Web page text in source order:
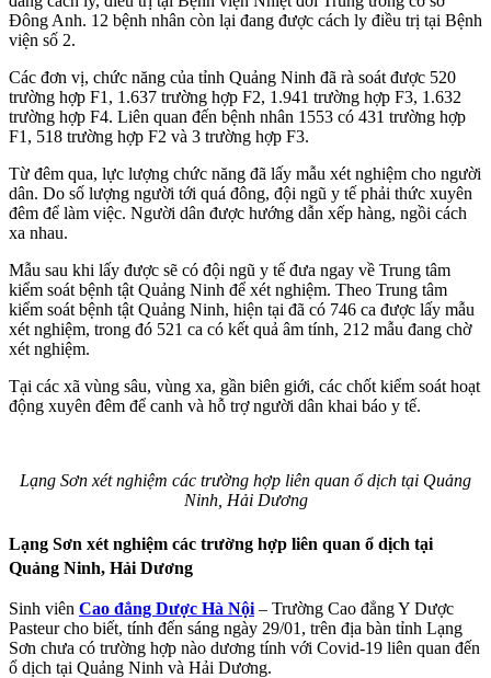
Đông Anh. 12 bệnh nhân còn lại đang được cách ly điều trị tại Bệnh
viện số 2.
Các đơn vị, chức năng của tỉnh Quảng Ninh đã rà soát được 520
trường hợp F1, 1.637 trường hợp F2, 1.941 trường hợp F3, 1.632
trường hợp F4. Liên quan đến bệnh nhân 1553 có 431 trường hợp
F1, 518 trường hợp F2 và 3 trường hợp F3.
Từ đêm qua, lực lượng chức năng đã lấy mẫu xét nghiệm cho người
dân. Do số lượng người tới quá đông, đội ngũ y tế phải thức xuyên
đêm để làm việc. Người dân được hướng dẫn xếp hàng, ngồi cách
xa nhau.
Mẫu sau khi lấy được sẽ có đội ngũ y tế đưa ngay về Trung tâm
kiểm soát bệnh tật Quảng Ninh để xét nghiệm. Theo Trung tâm
kiểm soát bệnh tật Quảng Ninh, hiện tại đã có 746 ca được lấy mẫu
xét nghiệm, trong đó 521 ca có kết quả âm tính, 212 mẫu đang chờ
xét nghiệm.
Tại các xã vùng sâu, vùng xa, gần biên giới, các chốt kiểm soát hoạt
động xuyên đêm để canh và hỗ trợ người dân khai báo y tế.
Lạng Sơn xét nghiệm các trường hợp liên quan ổ dịch tại Quảng
Ninh, Hải Dương
Lạng Sơn xét nghiệm các trường hợp liên quan ổ dịch tại
Quảng Ninh, Hải Dương
Sinh viên Cao đẳng Dược Hà Nội – Trường Cao đẳng Y Dược
Pasteur cho biết, tính đến sáng ngày 29/01, trên địa bàn tỉnh Lạng
Sơn chưa có trường hợp nào dương tính với Covid-19 liên quan đến
ổ dịch tại Quảng Ninh và Hải Dương.